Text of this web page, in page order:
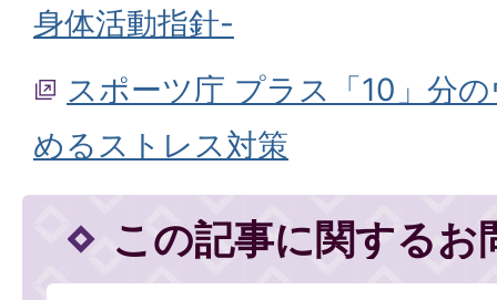
身体活動指針-
スポーツ庁 プラス「10」分
めるストレス対策
この記事に関するお